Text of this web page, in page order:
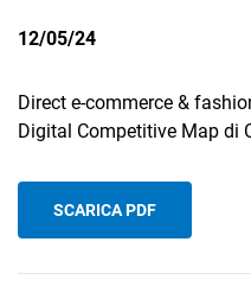
12/05/24
Direct e-commerce &
Digital Competitive Map di
SCARICA PDF